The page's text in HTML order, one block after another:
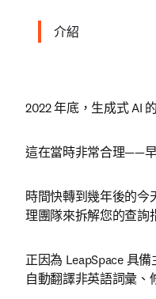
介紹
2022 年底，生成式 AI
這在當時非常合理——
時間快轉到幾年後的
理團隊來拆解您的查詢
正因為 LeapSpace 具
自動翻譯非英語詞彙